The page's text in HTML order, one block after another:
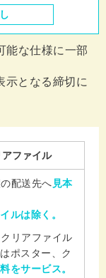
能な仕様に一部
示となる締切に
ファイル
配送先へ 見本
ルは除く。
リアファイル
ポスター、ク
をサービス。